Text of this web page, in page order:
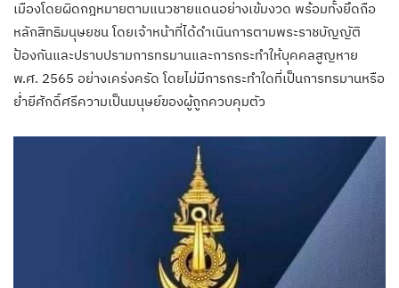
เมืองโดยผิดกฎหมายตามแนวชายแดนอย่างเข้มงวด พร้อมทั้งยึดถือ
หลักสิทธิมนุษยชน โดยเจ้าหน้าที่ได้ดำเนินการตามพระราชบัญญัติ
ป้องกันและปราบปรามการทรมานและการกระทำให้บุคคลสูญหาย
พ.ศ. 2565 อย่างเคร่งครัด โดยไม่มีการกระทำใดที่เป็นการทรมานหรือ
ย่ำยีศักดิ์ศรีความเป็นมนุษย์ของผู้ถูกควบคุมตัว